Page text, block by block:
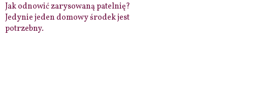
Jak odnowić zarysowaną patelnię?
Jedynie jeden domowy środek jest
potrzebny.